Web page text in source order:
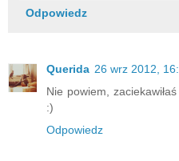
Odpowiedz
Querida 26 wrz 2012,
Nie powiem,
:)
Odpowiedz